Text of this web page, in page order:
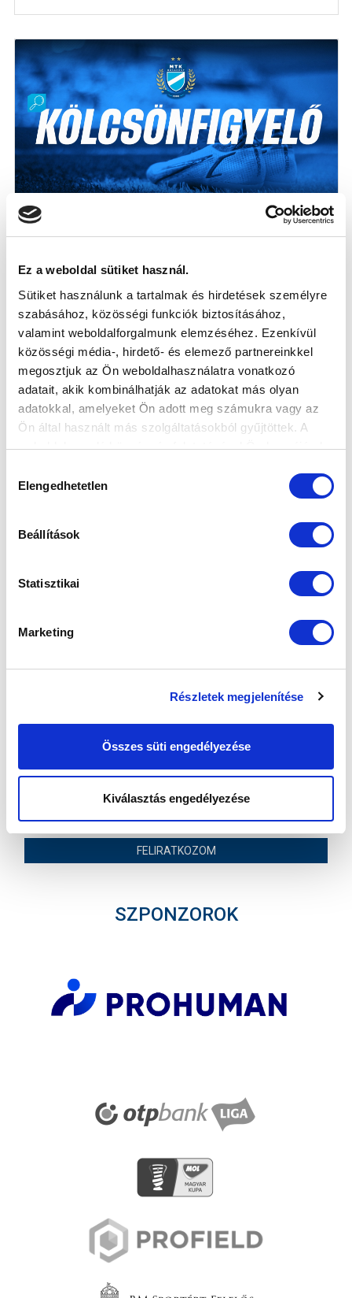
Ez a weboldal sütiket használ.
Sütiket használunk a tartalmak és hirdetések személyre
szabásához, közösségi funkciók biztosításához,
valamint weboldalforgalmunk elemzéséhez. Ezenkívül
közösségi média-, hirdető- és elemező partnereinkkel
megosztjuk az Ön weboldalhasználatra vonatkozó
adatait, akik kombinálhatják az adatokat más olyan
adatokkal, amelyeket Ön adott meg számukra vagy az
Ön által használt más szolgáltatásokból gyűjtöttek. A
weboldalon való böngészés folytatásával Ön hozzájárul a
kiválasztása
Elengedhetetlen
Beállítások
Statisztikai
Marketing
Részletek megjelenítése
Összes süti engedélyezése
Kiválasztás engedélyezése
KOVÁCS M. GÓLT LŐTT, NYOLCAN
TELJESÍTETTEK A KÖLCSÖNADOTTAK
(VIDEÓ)
Rovatunkban összegeztük kölcsönjátékosaink
teljesítményét. A szezon során végig...
hírlevelünkre:
Elfogadom azAdatvédelmi tájékoztatót!
FELIRATKOZOM
SZPONZOROK